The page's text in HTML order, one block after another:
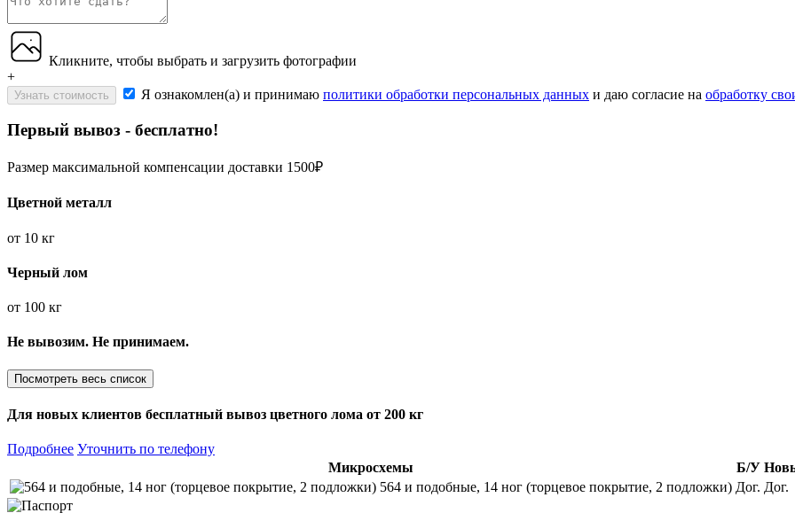
Кликните, чтобы выбрать и загрузить фотографии
+
Узнать стоимость Я ознакомлен(а) и принимаю политики обработки персональных данных и даю согласие на обработку
Первый вывоз - бесплатно!
Размер максимальной компенсации доставки 1500₽
Цветной металл
от 10 кг
Черный лом
от 100 кг
Не вывозим. Не принимаем.
Посмотреть весь список
Для новых клиентов бесплатный вывоз цветного лома от 200 кг
Подробнее Уточнить по телефону
Микросхемы
Б/У
564 и подобные, 14 ног (торцевое покрытие, 2 подложки) Дог. Дог.